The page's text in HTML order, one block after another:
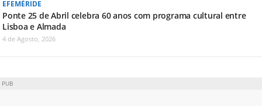
EFEMÉRIDE
Ponte 25 de Abril celebra 60 anos com programa cultural entre
Lisboa e Almada
4 de Agosto, 2026
PUB